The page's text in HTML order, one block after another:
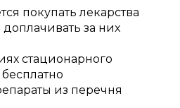
покупать лекарства
за них
стационарного
из перечня